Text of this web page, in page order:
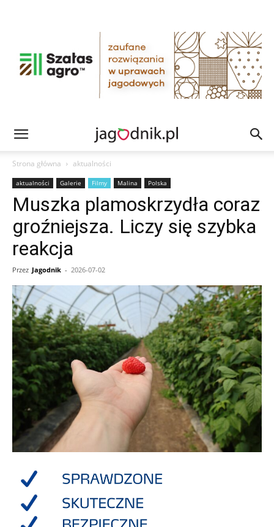
Strona główna aktualności
aktualności Galerie Filmy Malina Polska
Muszka plamoskrzydła coraz
groźniejsza. Liczy się szybka
reakcja
Przez Jagodnik - 2026-07-02